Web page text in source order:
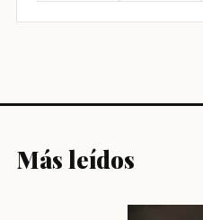
Más leídos